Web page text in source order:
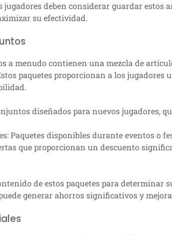
jugadores deben considerar guardar estos
su efectividad.
a menudo contienen una mezcla de
paquetes proporcionan a los jugadores
diseñados para nuevos jugadores,
Paquetes disponibles durante eventos o
que proporcionan un descuento
de estos paquetes para determinar
generar ahorros significativos y